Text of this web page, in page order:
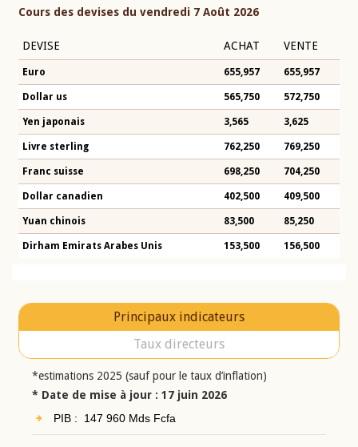
Cours des devises du vendredi 7 Août 2026
DEVISE ACHAT VENTE
Euro 655,957 655,957
Dollar us 565,750 572,750
Yen japonais 3,565 3,625
Livre sterling 762,250 769,250
Franc suisse 698,250 704,250
Dollar canadien 402,500 409,500
Yuan chinois 83,500 85,250
Dirham Emirats Arabes Unis 153,500 156,500
Principaux indicateurs
Taux directeurs
*estimations 2025 (sauf pour le taux d’inflation)
* Date de mise à jour : 17 juin 2026
PIB : 147 960 Mds Fcfa